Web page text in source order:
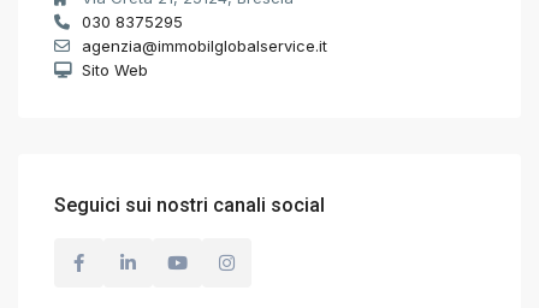
030 8375295
agenzia@immobilglobalservice.it
Sito Web
Seguici sui nostri canali social